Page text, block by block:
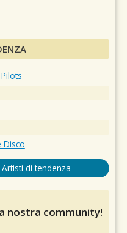
Disco
di tendenza
nostra community!